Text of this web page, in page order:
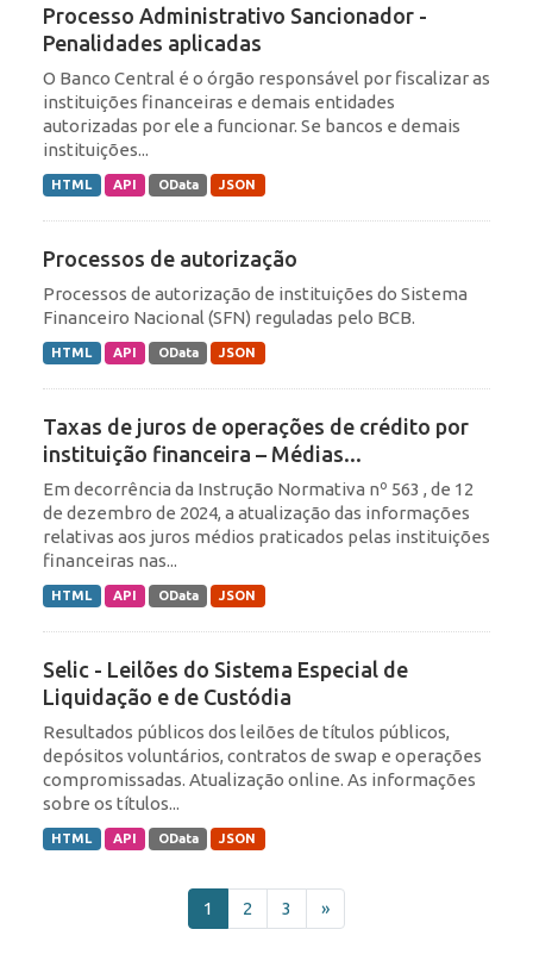
Processo Administrativo Sancionador -
Penalidades aplicadas
O Banco Central é o órgão responsável por fiscalizar as
instituições financeiras e demais entidades
autorizadas por ele a funcionar. Se bancos e demais
instituições...
HTML API OData JSON
Processos de autorização
Processos de autorização de instituições do Sistema
Financeiro Nacional (SFN) reguladas pelo BCB.
HTML API OData JSON
Taxas de juros de operações de crédito por
instituição financeira – Médias...
Em decorrência da Instrução Normativa nº 563 , de 12
de dezembro de 2024, a atualização das informações
relativas aos juros médios praticados pelas instituições
financeiras nas...
HTML API OData JSON
Selic - Leilões do Sistema Especial de
Liquidação e de Custódia
Resultados públicos dos leilões de títulos públicos,
depósitos voluntários, contratos de swap e operações
compromissadas. Atualização online. As informações
sobre os títulos...
HTML API OData JSON
1 2 3 »